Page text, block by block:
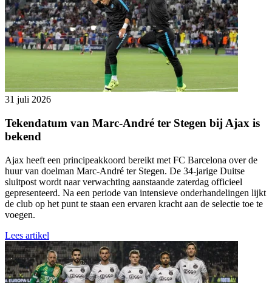
31 juli 2026
Tekendatum van Marc-André ter Stegen bij Ajax is
bekend
Ajax heeft een principeakkoord bereikt met FC Barcelona over de
huur van doelman Marc-André ter Stegen. De 34-jarige Duitse
sluitpost wordt naar verwachting aanstaande zaterdag officieel
gepresenteerd. Na een periode van intensieve onderhandelingen lijkt
de club op het punt te staan een ervaren kracht aan de selectie toe te
voegen.
Lees artikel